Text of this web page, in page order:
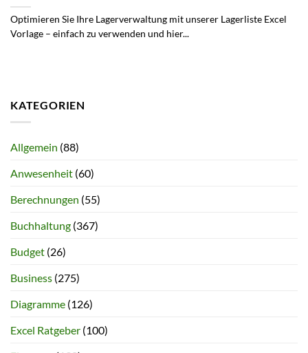
Optimieren Sie Ihre Lagerverwaltung mit unserer Lagerliste Excel
Vorlage – einfach zu verwenden und hier...
KATEGORIEN
Allgemein (88)
Anwesenheit (60)
Berechnungen (55)
Buchhaltung (367)
Budget (26)
Business (275)
Diagramme (126)
Excel Ratgeber (100)